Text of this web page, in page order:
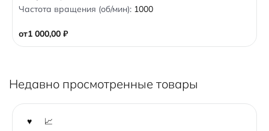
от1 000,00 ₽
u
f
5
Частота вращения (об/мин): 1000
Недавно просмотренные товары